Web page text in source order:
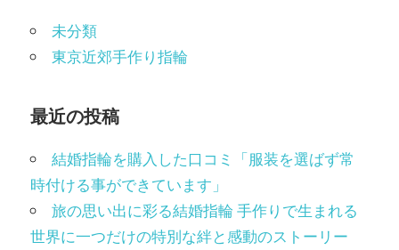
ョ
ン
未分類
東京近郊手作り指輪
最近の投稿
結婚指輪を購入した口コミ「服装を選ばず常
時付ける事ができています」
旅の思い出に彩る結婚指輪 手作りで生まれる
世界に一つだけの特別な絆と感動のストーリー